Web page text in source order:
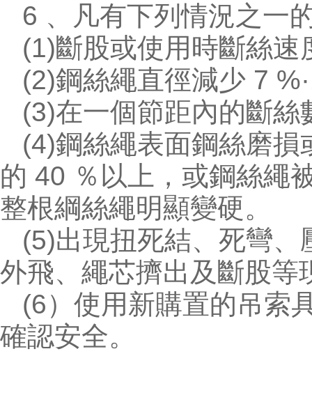
6 、凡有下列情況之一
(1)斷股或使用時斷絲速
(2)鋼絲繩直徑減少 7
(3)在一個節距內的斷
(4)鋼絲繩表面鋼絲磨
的 40 ％以上，或鋼絲繩
整根綱絲繩明顯變硬。
(5)出現扭死結、死彎
外飛、繩芯擠出及斷股
(6）使用新購置的吊索
確認安全。